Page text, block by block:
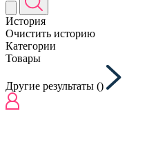
История
Очистить историю
Категории
Товары
Другие результаты ()